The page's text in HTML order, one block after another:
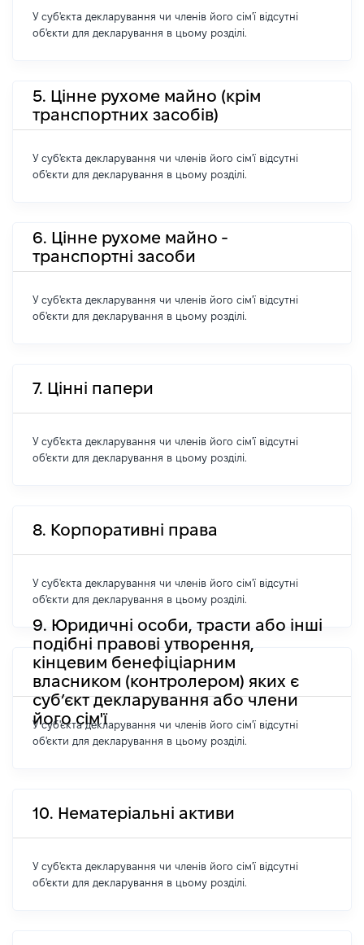
У суб'єкта декларування чи членів його сім'ї відсутні
об'єкти для декларування в цьому розділі.
5. Цінне рухоме майно (крім
транспортних засобів)
У суб'єкта декларування чи членів його сім'ї відсутні
об'єкти для декларування в цьому розділі.
6. Цінне рухоме майно -
транспортні засоби
У суб'єкта декларування чи членів його сім'ї відсутні
об'єкти для декларування в цьому розділі.
7. Цінні папери
У суб'єкта декларування чи членів його сім'ї відсутні
об'єкти для декларування в цьому розділі.
8. Корпоративні права
У суб'єкта декларування чи членів його сім'ї відсутні
об'єкти для декларування в цьому розділі.
9. Юридичні особи, трасти або інші
подібні правові утворення,
кінцевим бенефіціарним
власником (контролером) яких є
суб’єкт декларування або члени
його сім'ї
У суб'єкта декларування чи членів його сім'ї відсутні
об'єкти для декларування в цьому розділі.
10. Нематеріальні активи
У суб'єкта декларування чи членів його сім'ї відсутні
об'єкти для декларування в цьому розділі.